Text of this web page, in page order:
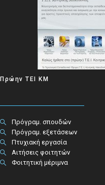
Πρώην ΤΕΙ ΚΜ
Πρόγραμ. σπουδών
Πρόγραμ. εξετάσεων
Πτυχιακή εργασία
Αιτήσεις φοιτητών
Φοιτητική μέριμνα